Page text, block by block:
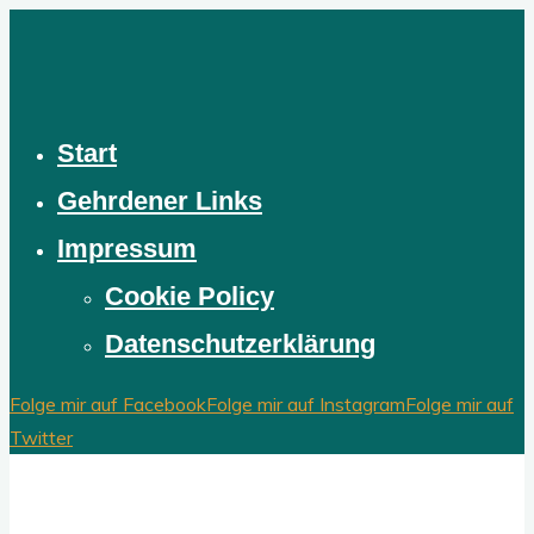
Start
Gehrdener Links
Impressum
Cookie Policy
Datenschutzerklärung
Folge mir auf FacebookFolge mir auf InstagramFolge mir auf
Twitter